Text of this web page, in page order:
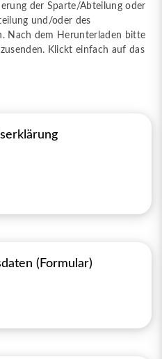
der Sparte/Abteilung oder
und/oder des
Nach dem Herunterladen bitte
Klickt einfach auf das
(Formular)